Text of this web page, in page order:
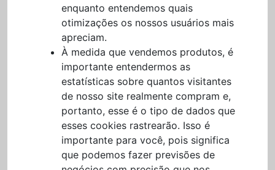
enquanto entendemos quais
otimizações os nossos usuários mais
apreciam.
À medida que vendemos produtos, é
importante entendermos as
estatísticas sobre quantos visitantes
de nosso site realmente compram e,
portanto, esse é o tipo de dados que
esses cookies rastrearão. Isso é
importante para você, pois significa
que podemos fazer previsões de